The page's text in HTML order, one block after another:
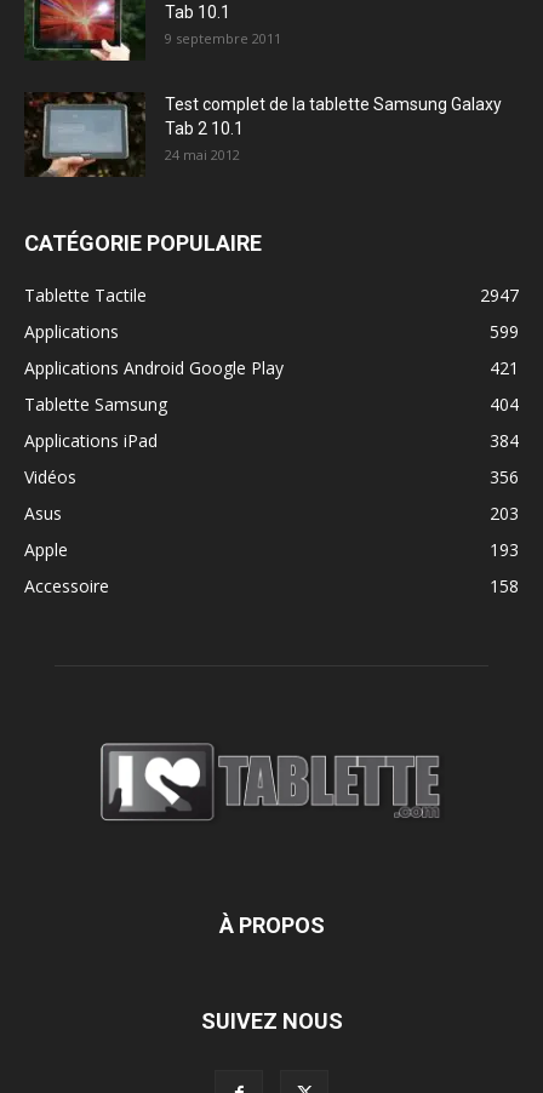
Tab 10.1
9 septembre 2011
Test complet de la tablette Samsung Galaxy
Tab 2 10.1
24 mai 2012
CATÉGORIE POPULAIRE
Tablette Tactile
2947
Applications
599
Applications Android Google Play
421
Tablette Samsung
404
Applications iPad
384
Vidéos
356
Asus
203
Apple
193
Accessoire
158
À PROPOS
SUIVEZ NOUS